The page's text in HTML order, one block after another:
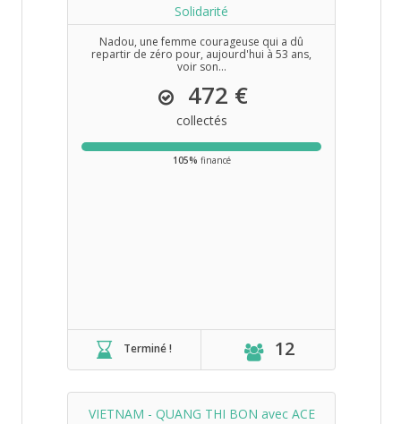
Solidarité
Nadou, une femme courageuse qui a dû
repartir de zéro pour, aujourd'hui à 53 ans,
voir son...
472 €
collectés
105% financé
Terminé ! 12
VIETNAM - QUANG THI BON avec ACE